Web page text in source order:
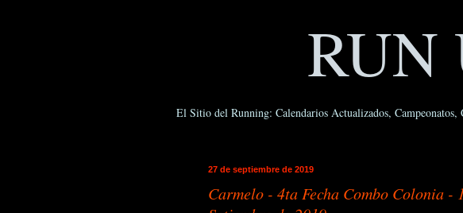
RUN
El Sitio del Running: Calendarios Actualizados,
27 de septiembre de 2019
Carmelo - 4ta Fecha Combo Colonia -